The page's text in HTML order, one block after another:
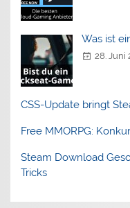
Was ist
28. Juni
CSS-Update bringt
Free MMORPG:
Steam Download
Tricks